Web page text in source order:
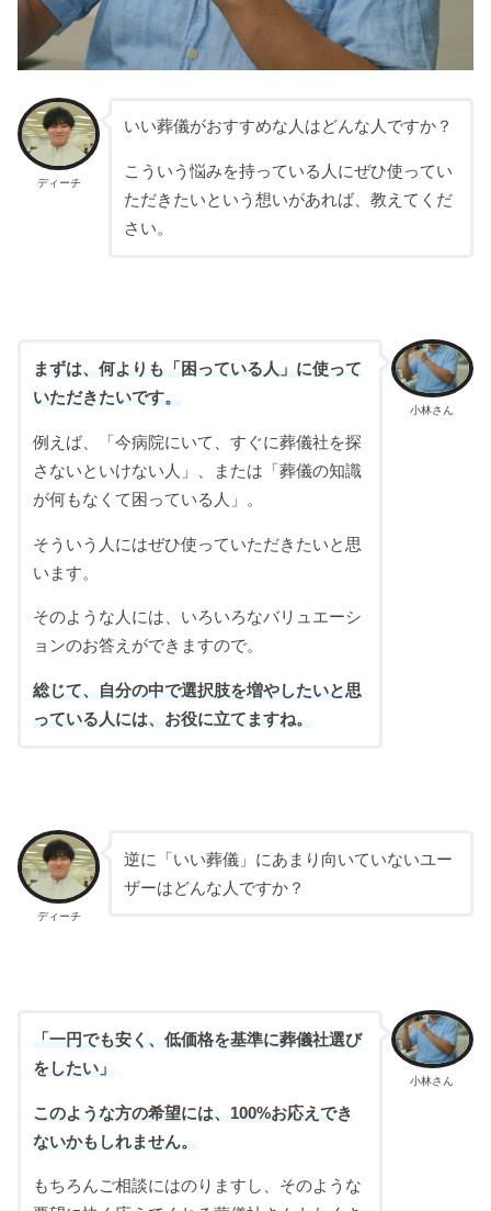
ディーチ
いい葬儀がおすすめな人はどんな人ですか？
こういう悩みを持っている人にぜひ使ってい
ただきたいという想いがあれば、教えてくだ
さい。
小林さん
まずは、何よりも「困っている人」に使って
いただきたいです。
例えば、「今病院にいて、すぐに葬儀社を探
さないといけない人」、または「葬儀の知識
が何もなくて困っている人」。
そういう人にはぜひ使っていただきたいと思
います。
そのような人には、いろいろなバリュエーシ
ョンのお答えができますので。
総じて、自分の中で選択肢を増やしたいと思
っている人には、お役に立てますね。
ディーチ
逆に「いい葬儀」にあまり向いていないユー
ザーはどんな人ですか？
小林さん
「一円でも安く、低価格を基準に葬儀社選び
をしたい」
このような方の希望には、100%お応えでき
ないかもしれません。
もちろんご相談にはのりますし、そのような